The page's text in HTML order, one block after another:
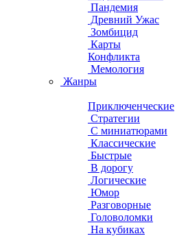
Пандемия
Древний Ужас
Зомбицид
Карты
Конфликта
Мемология
Жанры
Приключенческие
Стратегии
С миниатюрами
Классические
Быстрые
В дорогу
Логические
Юмор
Разговорные
Головоломки
На кубиках